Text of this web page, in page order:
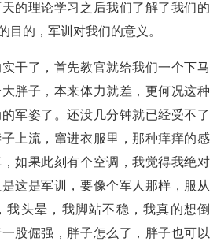
的理论学习之后我们了解了我们的
目的，军训对我们的意义。
干了，首先教官就给我们一个下马
胖子，本来体力就差，更何况这种
军姿了。还没几分钟就已经受不了
上流，窜进衣服里，那种痒痒的感
如果此刻有个空调，我觉得我绝对
这是军训，要像个军人那样，服从
我头晕，我脚站不稳，我真的想倒
股倔强，胖子怎么了，胖子也可以